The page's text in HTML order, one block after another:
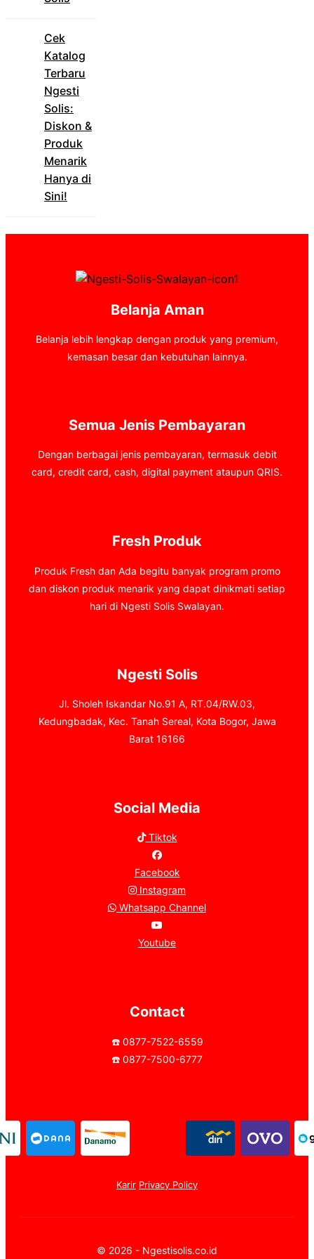
Cek
Katalog
Terbaru
Ngesti
Solis:
Diskon &
Produk
Menarik
Hanya di
Sini!
Belanja Aman
Belanja lebih lengkap dengan produk yang premium,
kemasan besar dan kebutuhan lainnya.
Semua Jenis Pembayaran
Dengan berbagai jenis pembayaran, termasuk debit
card, credit card, cash, digital payment ataupun QRIS.
Fresh Produk
Produk Fresh dan Ada begitu banyak program promo
dan diskon produk menarik yang dapat dinikmati setiap
hari di Ngesti Solis Swalayan.
Ngesti Solis
Jl. Sholeh Iskandar No.91 A, RT.04/RW.03,
Kedungbadak, Kec. Tanah Sereal, Kota Bogor, Jawa
Barat 16166
Social Media
Tiktok
Facebook
Instagram
Whatsapp Channel
Youtube
Contact
☎️ 0877-7522-6559
☎️ 0877-7500-6777
Karir Privacy Policy
© 2026 - Ngestisolis.co.id